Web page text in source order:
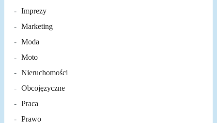
Imprezy
Marketing
Moda
Moto
Nieruchomości
Obcojęzyczne
Praca
Prawo